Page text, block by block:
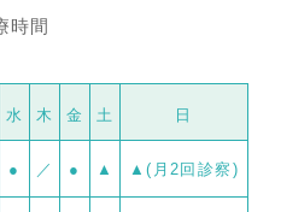
時間
水 木 金 土 日
● ／ ● ▲ ▲(月2回診察)